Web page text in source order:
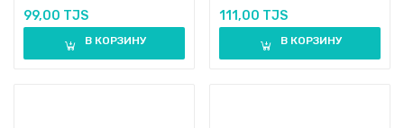
99,00 TJS
В КОРЗИНУ
111,00 TJS
В КОРЗИНУ